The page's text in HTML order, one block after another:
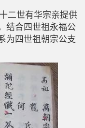
二世有华宗亲提供
结合四世祖永福公
为四世祖朝宗公支